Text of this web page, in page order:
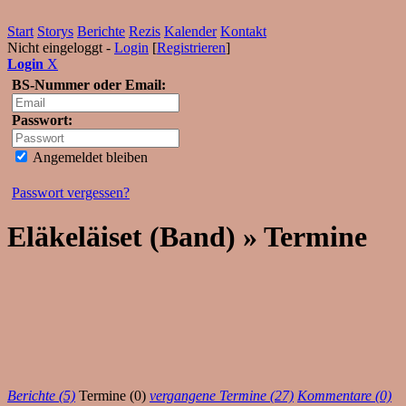
Start Storys Berichte Rezis Kalender Kontakt
Nicht eingeloggt - Login [Registrieren]
Login X
BS-Nummer oder Email:
Passwort:
Angemeldet bleiben
Passwort vergessen?
Eläkeläiset (Band) » Termine
Berichte (5) Termine (0) vergangene Termine (27) Kommentare (0)